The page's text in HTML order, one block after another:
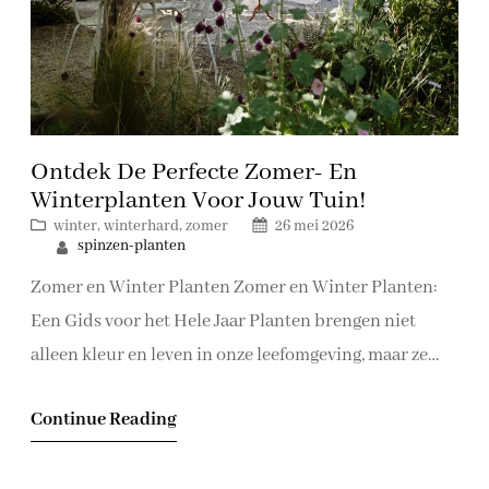
Ontdek De Perfecte Zomer- En
Winterplanten Voor Jouw Tuin!
winter, winterhard, zomer
26 mei 2026
spinzen-planten
Zomer en Winter Planten Zomer en Winter Planten:
Een Gids voor het Hele Jaar Planten brengen niet
alleen kleur en leven in onze leefomgeving, maar ze
seizoenen. Of het nu zomer of winter is, er zijn planten
Continue Reading